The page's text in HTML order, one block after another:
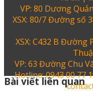
VP: 80 Dương
XSX: 80/7 Đường số
XSX: C432 B Đường
VP: 63 Đường Chu
Hotline: 0943 00 77
Bài viết liên quan